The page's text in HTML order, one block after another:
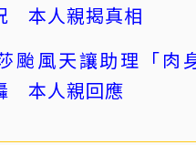
本人親揭真相
颱風天讓助理「肉
本人親回應